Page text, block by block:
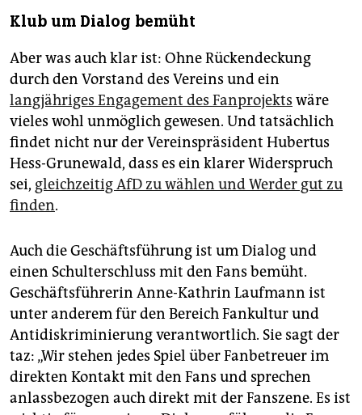
Klub um Dialog bemüht
Aber was auch klar ist: Ohne Rückendeckung
durch den Vorstand des Vereins und ein
langjähriges Engagement des Fanprojekts wäre
vieles wohl unmöglich gewesen. Und tatsächlich
findet nicht nur der Vereinspräsident Hubertus
Hess-Grunewald, dass es ein klarer Widerspruch
sei, gleichzeitig AfD zu wählen und Werder gut zu
finden.
Auch die Geschäftsführung ist um Dialog und
einen Schulterschluss mit den Fans bemüht.
Geschäftsführerin Anne-Kathrin Laufmann ist
unter anderem für den Bereich Fankultur und
Antidiskriminierung verantwortlich. Sie sagt der
taz: „Wir stehen jedes Spiel über Fanbetreuer im
direkten Kontakt mit den Fans und sprechen
anlassbezogen auch direkt mit der Fanszene. Es ist